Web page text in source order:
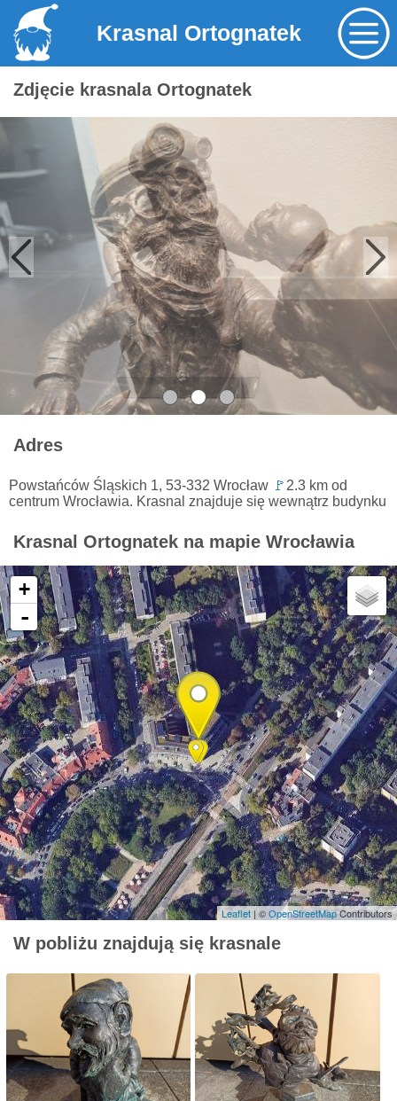
Krasnal Ortognatek
Zdjęcie krasnala Ortognatek
Adres
Powstańców Śląskich 1, 53-332 Wrocław 🚩 2.3 km od
centrum Wrocławia. Krasnal znajduje się wewnątrz budynku
Krasnal Ortognatek na mapie Wrocławia
+
-
Leaflet | ©OpenStreetMapContributors
W pobliżu znajdują się krasnale